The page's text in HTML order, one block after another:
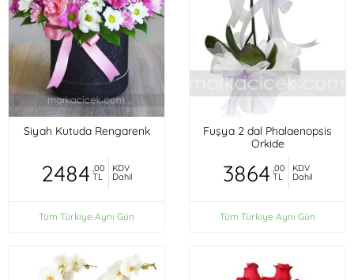
Siyah Kutuda Rengarenk
2484 ,00
TL
KDV
Dahil
Tüm Türkiye Aynı Gün
Fuşya 2 dal Phalaenopsis
Orkide
3864 ,00
TL
KDV
Dahil
Tüm Türkiye Aynı Gün